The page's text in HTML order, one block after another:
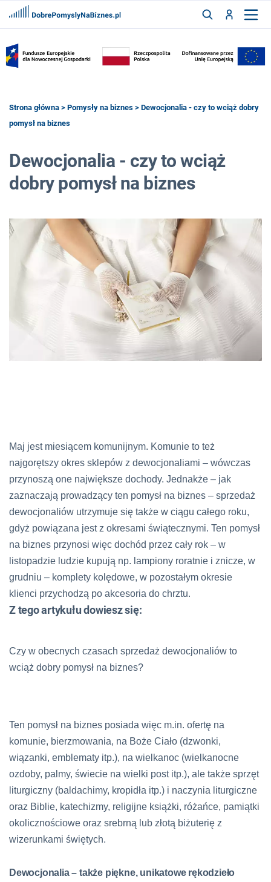
ZAREJESTRUJ
FRANCZYZY
Strona główna > Pomysły na biznes > Dewocjonalia - czy to wciąż dobry
pomysł na biznes
Dewocjonalia - czy to wciąż
dobry pomysł na biznes
Maj jest miesiącem komunijnym. Komunie to też
najgorętszy okres sklepów z dewocjonaliami – wówczas
przynoszą one największe dochody. Jednakże – jak
zaznaczają prowadzący ten pomysł na biznes – sprzedaż
dewocjonaliów utrzymuje się także w ciągu całego roku,
gdyż powiązana jest z okresami świątecznymi. Ten pomysł
na biznes przynosi więc dochód przez cały rok – w
listopadzie ludzie kupują np. lampiony roratnie i znicze, w
grudniu – komplety kolędowe, w pozostałym okresie
klienci przychodzą po akcesoria do chrztu.
Z tego artykułu dowiesz się:
Czy w obecnych czasach sprzedaż dewocjonaliów to
wciąż dobry pomysł na biznes?
Ten pomysł na biznes posiada więc m.in. ofertę na
komunie, bierzmowania, na Boże Ciało (dzwonki,
wiązanki, emblematy itp.), na wielkanoc (wielkanocne
ozdoby, palmy, świecie na wielki post itp.), ale także sprzęt
liturgiczny (baldachimy, kropidła itp.) i naczynia liturgiczne
oraz Biblie, katechizmy, religijne książki, różańce, pamiątki
okolicznościowe oraz srebrną lub złotą biżuterię z
wizerunkami świętych.
Dewocjonalia – także piękne, unikatowe rękodzieło